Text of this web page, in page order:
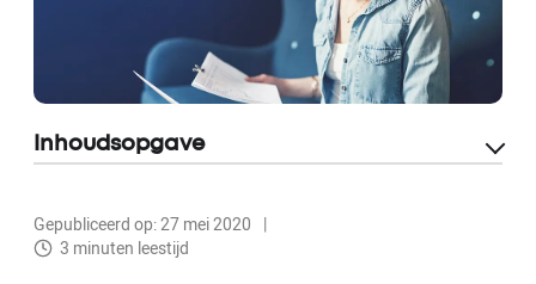
Gepubliceerd op: 27 mei 2020
3 minuten leestijd
Inhoudsopgave